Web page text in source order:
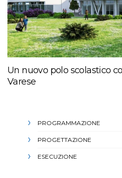
Un nuovo polo scolastico
Varese
PROGRAMMAZIONE
PROGETTAZIONE
ESECUZIONE